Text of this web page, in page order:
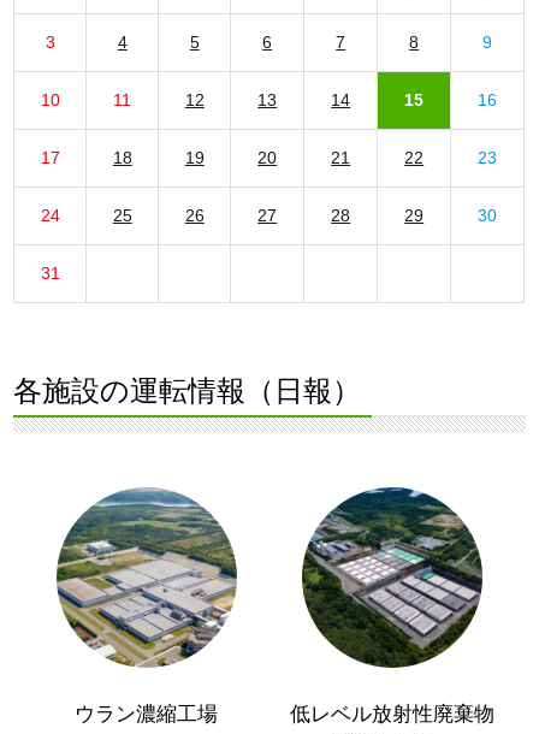
3 4 5 6 7 8 9
10 11 12 13 14 15 16
17 18 19 20 21 22 23
24 25 26 27 28 29 30
31
各施設の運転情報（日報）
ウラン濃縮工場
低レベル放射性廃棄物